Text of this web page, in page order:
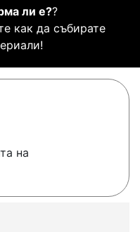
ли е??
как да събирате
на